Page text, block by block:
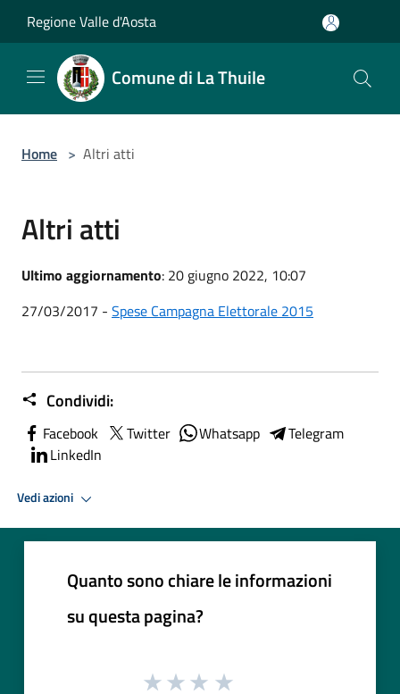
Regione Valle d'Aosta
Comune di La Thuile
Home > Altri atti
Altri atti
Ultimo aggiornamento: 20 giugno 2022, 10:07
27/03/2017 - Spese Campagna Elettorale 2015
Condividi:
Facebook Twitter Whatsapp
Telegram
LinkedIn
Vedi azioni
Quanto sono chiare le informazioni
su questa pagina?